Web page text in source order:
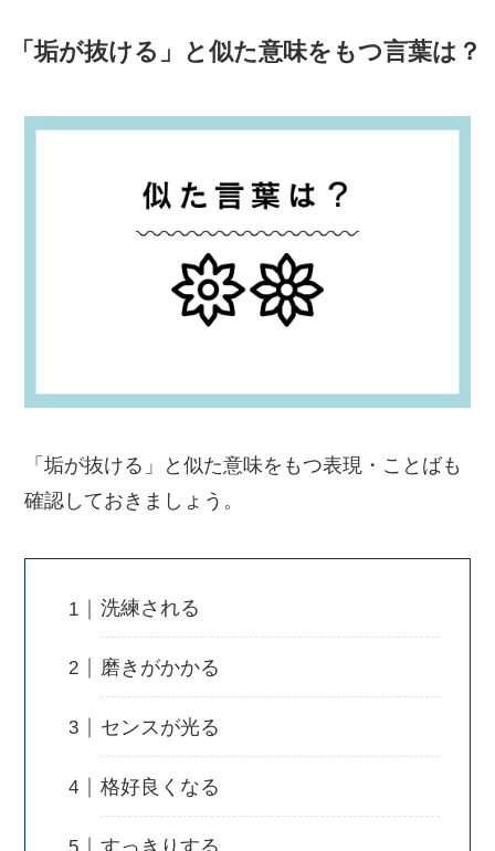
「垢が抜ける」と似た意味をもつ言葉は？
「垢が抜ける」と似た意味をもつ表現・ことばも
確認しておきましょう。
洗練される
磨きがかかる
センスが光る
格好良くなる
すっきりする